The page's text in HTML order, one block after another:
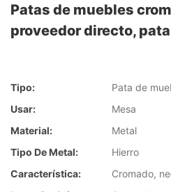
Patas de muebles
proveedor directo,
Tipo:
Pata de
Usar:
Mesa
Material:
Metal
Tipo De Metal:
Hierro
Característica:
Cromado,